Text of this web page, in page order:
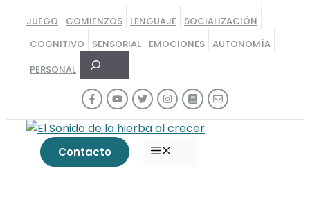
contenido
JUEGO COMIENZOS LENGUAJE
SOCIALIZACIÓN
COGNITIVO
SENSORIAL EMOCIONES AUTONOMÍA
PERSONAL
Buscar
Contacto